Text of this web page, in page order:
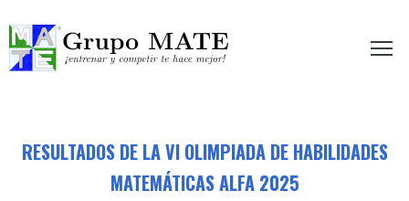
te hace mejor!
RESULTADOS DE LA VI OLIMPIADA DE HABILIDADES
MATEMÁTICAS ALFA 2025